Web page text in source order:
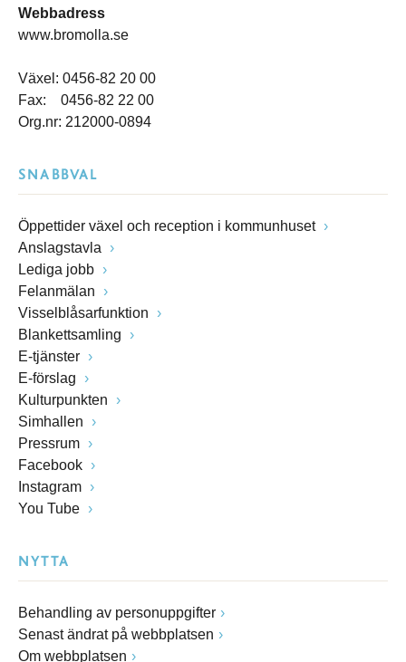
Webbadress
www.bromolla.se
Växel: 0456-82 20 00
Fax: 0456-82 22 00
Org.nr: 212000-0894
SNABBVAL
Öppettider växel och reception i kommunhuset
Anslagstavla
Lediga jobb
Felanmälan
Visselblåsarfunktion
Blankettsamling
E-tjänster
E-förslag
Kulturpunkten
Simhallen
Pressrum
Facebook
Instagram
You Tube
NYTTA
Behandling av personuppgifter
Senast ändrat på webbplatsen
Om webbplatsen